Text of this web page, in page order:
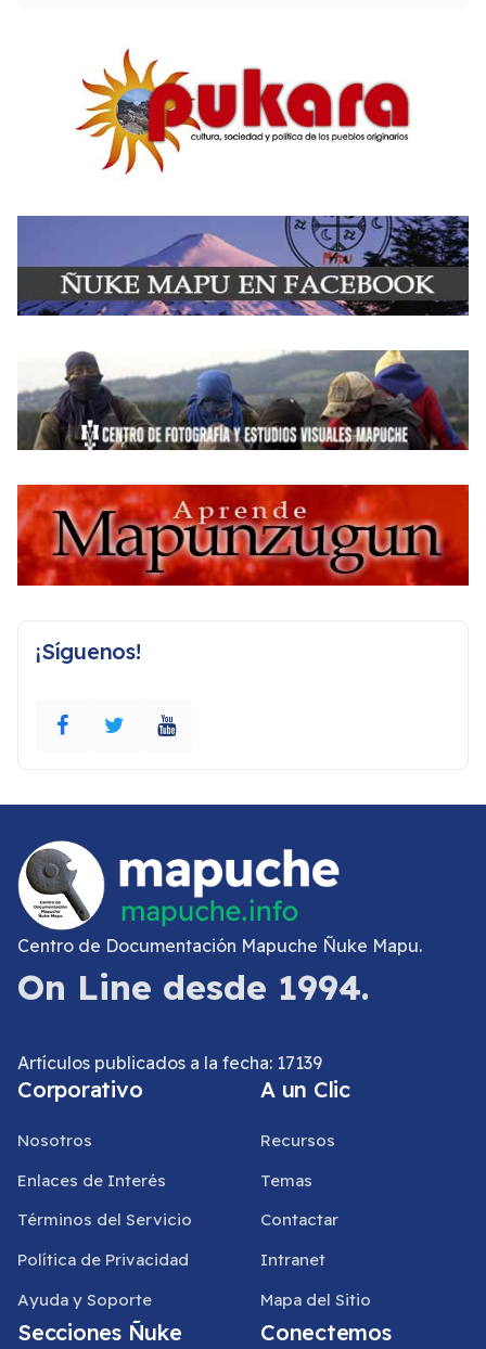
¡Síguenos!
Centro de Documentación Mapuche Ñuke Mapu.
On Line desde 1994.
Artículos publicados a la fecha: 17139
Corporativo
Nosotros
Enlaces de Interés
Términos del Servicio
Política de Privacidad
Ayuda y Soporte
A un Clic
Recursos
Temas
Contactar
Intranet
Mapa del Sitio
Secciones Ñuke
Conectemos